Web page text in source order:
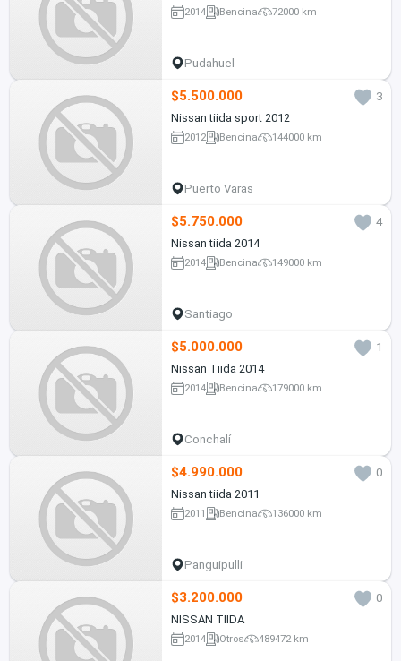
2014 Bencina 72000 km
Pudahuel
$5.500.000
3
Nissan tiida sport 2012
2012 Bencina 144000 km
Puerto Varas
$5.750.000
4
Nissan tiida 2014
2014 Bencina 149000 km
Santiago
$5.000.000
1
Nissan Tiida 2014
2014 Bencina 179000 km
Conchalí
$4.990.000
0
Nissan tiida 2011
2011 Bencina 136000 km
Panguipulli
$3.200.000
0
NISSAN TIIDA
2014 Otros 489472 km